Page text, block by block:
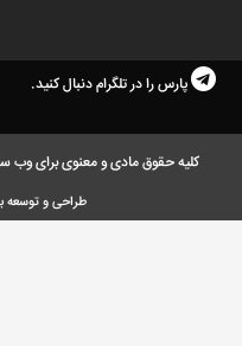
پارس را در تلگرام دنبال کنید.
کلیه حقوق مادی و معنوی برای
طراحی و توسعه